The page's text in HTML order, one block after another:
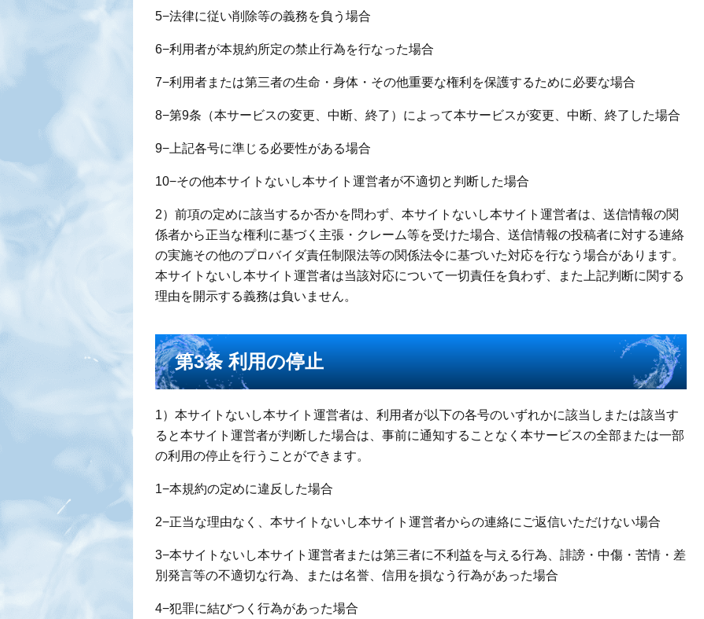
5−法律に従い削除等の義務を負う場合
6−利用者が本規約所定の禁止行為を行なった場合
7−利用者または第三者の生命・身体・その他重要な権利を保護するために必要な場合
8−第9条（本サービスの変更、中断、終了）によって本サービスが変更、中断、終了した場合
9−上記各号に準じる必要性がある場合
10−その他本サイトないし本サイト運営者が不適切と判断した場合
2）前項の定めに該当するか否かを問わず、本サイトないし本サイト運営者は、送信情報の関
係者から正当な権利に基づく主張・クレーム等を受けた場合、送信情報の投稿者に対する連絡
の実施その他のプロバイダ責任制限法等の関係法令に基づいた対応を行なう場合があります。
本サイトないし本サイト運営者は当該対応について一切責任を負わず、また上記判断に関する
理由を開示する義務は負いません。
第3条 利用の停止
1）本サイトないし本サイト運営者は、利用者が以下の各号のいずれかに該当しまたは該当す
ると本サイト運営者が判断した場合は、事前に通知することなく本サービスの全部または一部
の利用の停止を行うことができます。
1−本規約の定めに違反した場合
2−正当な理由なく、本サイトないし本サイト運営者からの連絡にご返信いただけない場合
3−本サイトないし本サイト運営者または第三者に不利益を与える行為、誹謗・中傷・苦情・差
別発言等の不適切な行為、または名誉、信用を損なう行為があった場合
4−犯罪に結びつく行為があった場合